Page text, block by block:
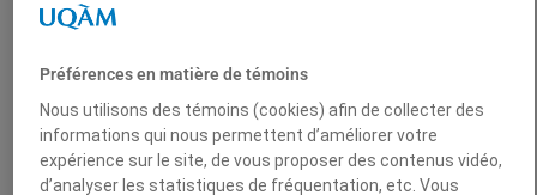
Domaines
Types
2026ArtsCatalogue d’art
Femmes architectes du
changement
Préférences en matière de témoins
Nous utilisons des témoins (cookies) afin de collecter des
informations qui nous permettent d’améliorer votre
expérience sur le site, de vous proposer des contenus vidéo,
d’analyser les statistiques de fréquentation, etc. Vous